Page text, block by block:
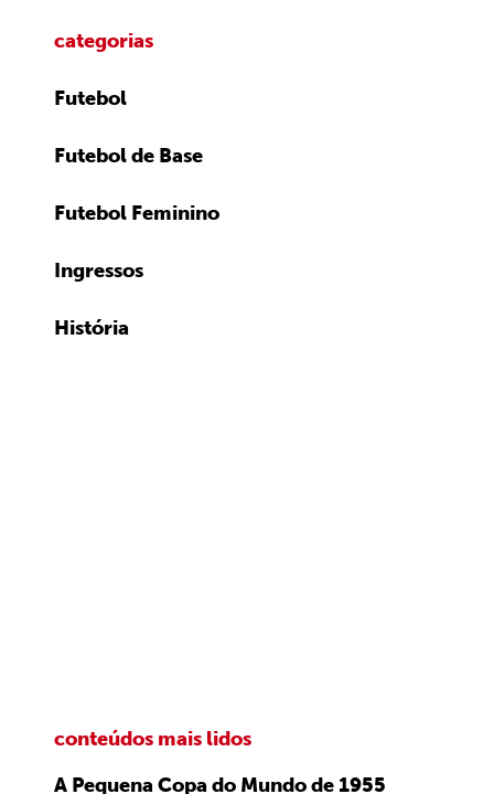
categorias
Futebol
Futebol de Base
Futebol Feminino
Ingressos
História
conteúdos mais lidos
A Pequena Copa do Mundo de 1955